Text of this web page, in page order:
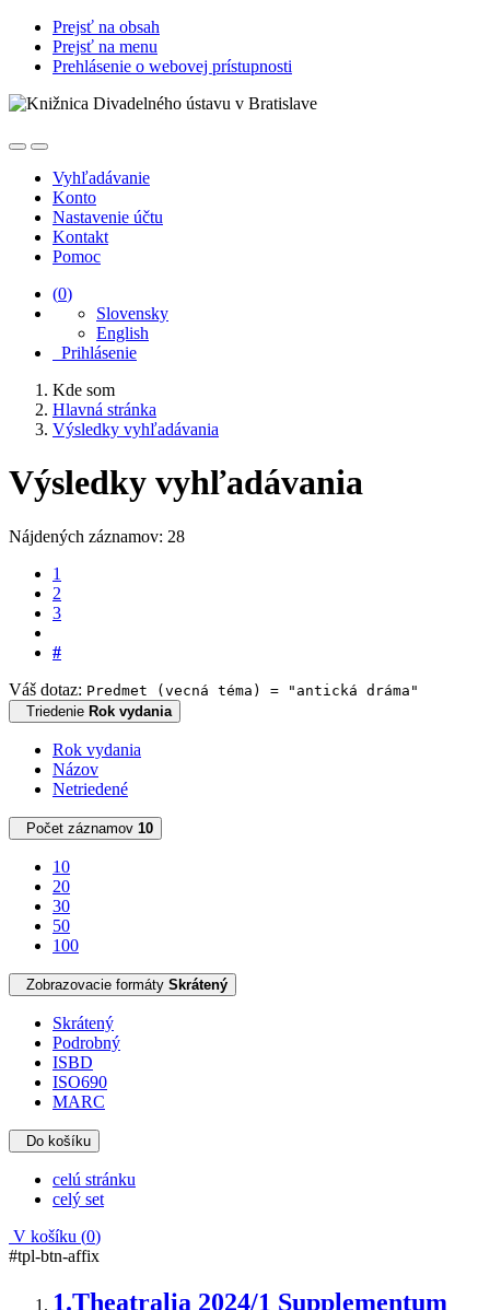
Prejsť na obsah
Prejsť na menu
Prehlásenie o webovej prístupnosti
Vyhľadávanie
Konto
Nastavenie účtu
Kontakt
Pomoc
(0)
Slovensky
English
Prihlásenie
Kde som
Hlavná stránka
Výsledky vyhľadávania
Výsledky vyhľadávania
Nájdených záznamov: 28
1
2
3
#
Váš dotaz: Predmet (vecná téma) = "antická dráma"
Triedenie Rok vydania
Rok vydania
Názov
Netriedené
Počet záznamov 10
10
20
30
50
100
Zobrazovacie formáty Skrátený
Skrátený
Podrobný
ISBD
ISO690
MARC
Do košíku
celú stránku
celý set
V košíku (0)
#tpl-btn-affix
1.Theatralia 2024/1 Supplementum